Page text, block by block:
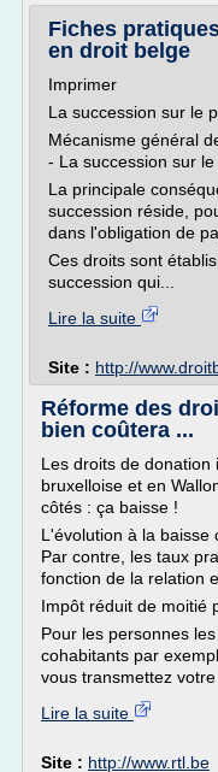
Fiches
en droit belge
Imprimer
La succession sur le
Mécanisme général
- La succession sur
La principale
succession réside,
dans l'obligation de
Ces droits sont
succession qui...
Lire la suite
Site : http://
Réforme des
bien coûtera ...
Les droits de donation
bruxelloise et en
côtés : ça baisse !
L'évolution à la baisse
Par contre, les taux
fonction de la relation
Impôt réduit de moitié
Pour les personnes
cohabitants par
vous transmettez votre
Lire la suite
Site : http://www.rtl.be